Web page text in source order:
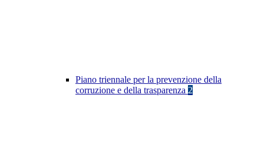
Piano triennale per la prevenzione della
corruzione e della trasparenza 2